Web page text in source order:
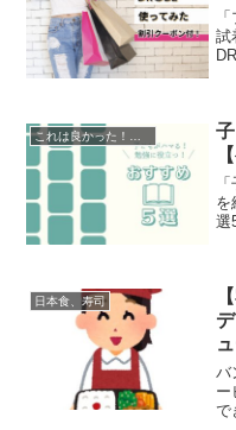
試
を
選
日本食、寿司
バ
ー
で